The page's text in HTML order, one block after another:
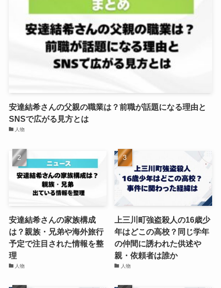
安達結希さんの父親の職業は？前職が話題になる理由と
SNSで広がる見方とは
人物
安達結希さんの家族構成
は？親族・兄弟や海外旅行
予定で注目された情報を整
理
人物
上三川町強盗殺人の16歳少
年はどこの高校？同じ学年
の仲間に誘われた供述や
親・依頼者は誰か
人物